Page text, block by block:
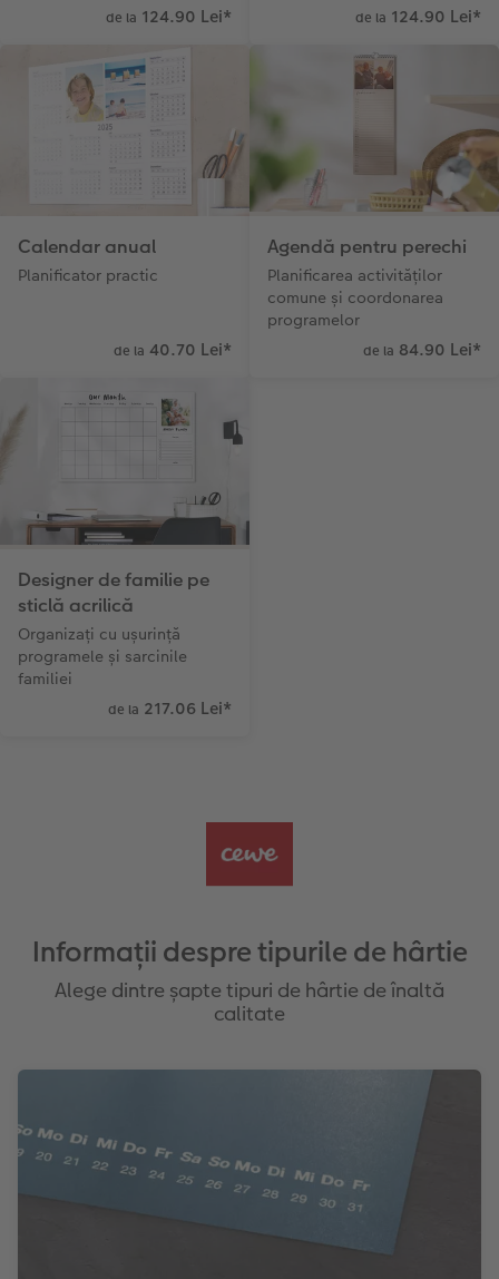
de la 124.90 Lei* de la 124.90 Lei*
Calendar anual
Planificator practic
de la 40.70 Lei*
Agendă pentru perechi
Planificarea activităților
comune și coordonarea
programelor
de la 84.90 Lei*
Designer de familie pe
sticlă acrilică
Organizați cu ușurință
programele și sarcinile
familiei
de la 217.06 Lei*
Informații despre tipurile de hârtie
Alege dintre șapte tipuri de hârtie de înaltă
calitate